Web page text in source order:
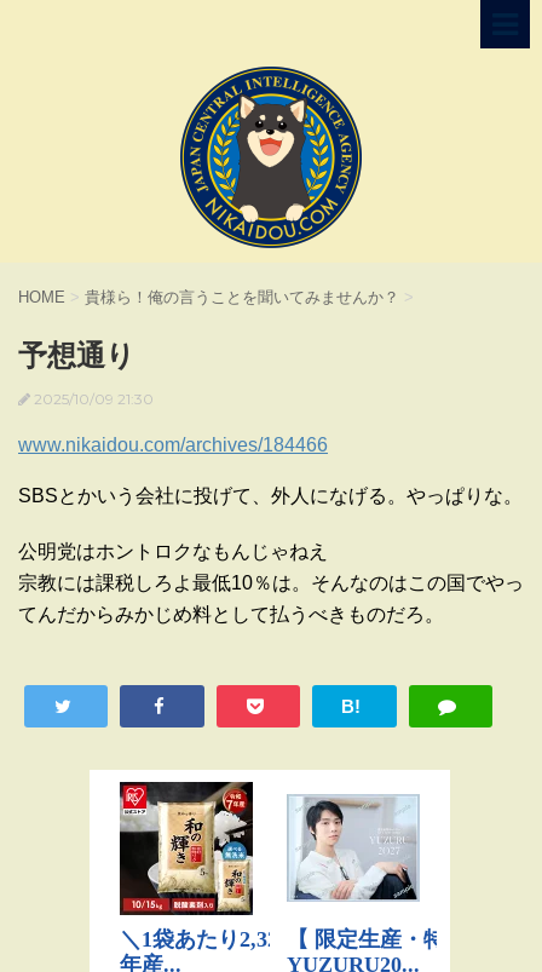
HOME > 貴様ら！俺の言うことを聞いてみませんか？ >
予想通り
2025/10/09 21:30
www.nikaidou.com/archives/184466
SBSとかいう会社に投げて、外人になげる。やっぱりな。
公明党はホントロクなもんじゃねえ
宗教には課税しろよ最低10％は。そんなのはこの国でやっ
てんだからみかじめ料として払うべきものだろ。
B!